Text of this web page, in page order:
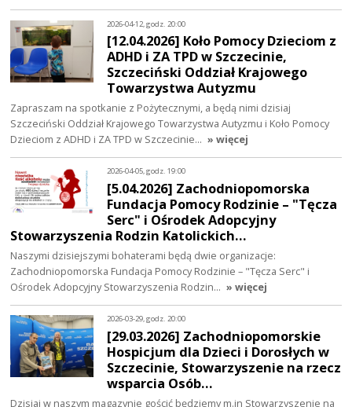
2026-04-12, godz. 20:00
[12.04.2026] Koło Pomocy Dzieciom z
ADHD i ZA TPD w Szczecinie,
Szczeciński Oddział Krajowego
Towarzystwa Autyzmu
Zapraszam na spotkanie z Pożytecznymi, a będą nimi dzisiaj
Szczeciński Oddział Krajowego Towarzystwa Autyzmu i Koło Pomocy
Dzieciom z ADHD i ZA TPD w Szczecinie… » więcej
2026-04-05, godz. 19:00
[5.04.2026] Zachodniopomorska
Fundacja Pomocy Rodzinie – "Tęcza
Serc" i Ośrodek Adopcyjny
Stowarzyszenia Rodzin Katolickich…
Naszymi dzisiejszymi bohaterami będą dwie organizacje:
Zachodniopomorska Fundacja Pomocy Rodzinie – "Tęcza Serc" i
Ośrodek Adopcyjny Stowarzyszenia Rodzin… » więcej
2026-03-29, godz. 20:00
[29.03.2026] Zachodniopomorskie
Hospicjum dla Dzieci i Dorosłych w
Szczecinie, Stowarzyszenie na rzecz
wsparcia Osób…
Dzisiaj w naszym magazynie gościć będziemy m.in Stowarzyszenie na